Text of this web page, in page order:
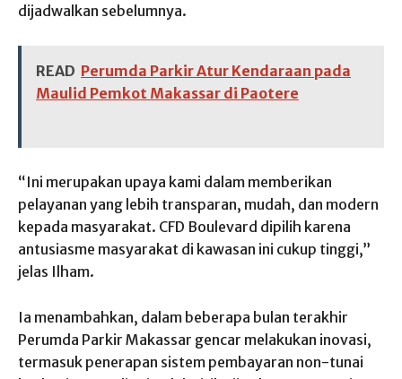
dijadwalkan sebelumnya.
READ Perumda Parkir Atur Kendaraan pada
Maulid Pemkot Makassar di Paotere
“Ini merupakan upaya kami dalam memberikan
pelayanan yang lebih transparan, mudah, dan modern
kepada masyarakat. CFD Boulevard dipilih karena
antusiasme masyarakat di kawasan ini cukup tinggi,”
jelas Ilham.
Ia menambahkan, dalam beberapa bulan terakhir
Perumda Parkir Makassar gencar melakukan inovasi,
termasuk penerapan sistem pembayaran non-tunai